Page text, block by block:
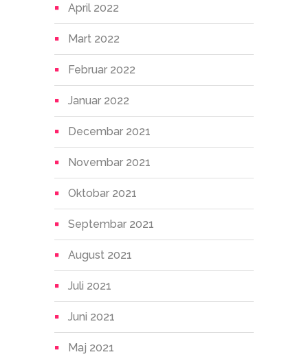
April 2022
Mart 2022
Februar 2022
Januar 2022
Decembar 2021
Novembar 2021
Oktobar 2021
Septembar 2021
August 2021
Juli 2021
Juni 2021
Maj 2021